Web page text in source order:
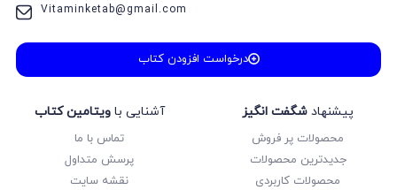
پیشنهاد شگفت انگیز
محصولات پر فروش
جدیدترین محصولات
محصولات کاربردی
آشنایی باویتامین کتاب
تماس با ما
پرسش متداول
نقشه سایت
Vitaminketab@gmail.com
درخواست افزودن کتاب